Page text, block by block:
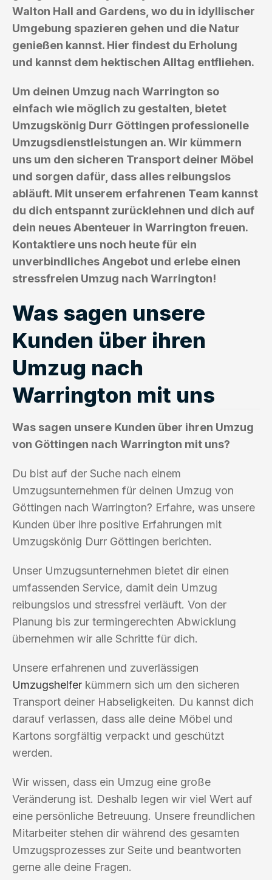
Walton Hall and Gardens, wo du in idyllischer
Umgebung spazieren gehen und die Natur
genießen kannst. Hier findest du Erholung
und kannst dem hektischen Alltag entfliehen.
Um deinen Umzug nach Warrington so
einfach wie möglich zu gestalten, bietet
Umzugskönig Durr Göttingen professionelle
Umzugsdienstleistungen an. Wir kümmern
uns um den sicheren Transport deiner Möbel
und sorgen dafür, dass alles reibungslos
abläuft. Mit unserem erfahrenen Team kannst
du dich entspannt zurücklehnen und dich auf
dein neues Abenteuer in Warrington freuen.
Kontaktiere uns noch heute für ein
unverbindliches Angebot und erlebe einen
stressfreien Umzug nach Warrington!
Was sagen unsere
Kunden über ihren
Umzug nach
Warrington mit uns
Was sagen unsere Kunden über ihren Umzug
von Göttingen nach Warrington mit uns?
Du bist auf der Suche nach einem
Umzugsunternehmen für deinen Umzug von
Göttingen nach Warrington? Erfahre, was unsere
Kunden über ihre positive Erfahrungen mit
Umzugskönig Durr Göttingen berichten.
Unser Umzugsunternehmen bietet dir einen
umfassenden Service, damit dein Umzug
reibungslos und stressfrei verläuft. Von der
Planung bis zur termingerechten Abwicklung
übernehmen wir alle Schritte für dich.
Unsere erfahrenen und zuverlässigen
Umzugshelfer kümmern sich um den sicheren
Transport deiner Habseligkeiten. Du kannst dich
darauf verlassen, dass alle deine Möbel und
Kartons sorgfältig verpackt und geschützt
werden.
Wir wissen, dass ein Umzug eine große
Veränderung ist. Deshalb legen wir viel Wert auf
eine persönliche Betreuung. Unsere freundlichen
Mitarbeiter stehen dir während des gesamten
Umzugsprozesses zur Seite und beantworten
gerne alle deine Fragen.